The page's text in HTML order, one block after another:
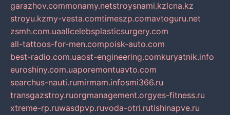
garazhov.commonamy.netstroysnami.kzlcna.kz
stroyu.kzmy-vesta.comtimeszp.comavtoguru.net
zsmh.com.uaallcelebsplasticsurgery.com
all-tattoos-for-men.compoisk-auto.com
best-radio.com.uaost-engineering.comkuryatnik.info
euroshiny.com.uaporemontuavto.com
searchus-nauti.rumirmam.infosmi366.ru
transgazstroy.ruorgmanagement.orgyes-fitness.ru
xtreme-rp.ruwasdpvp.ruvoda-otri.rutishinapve.ru